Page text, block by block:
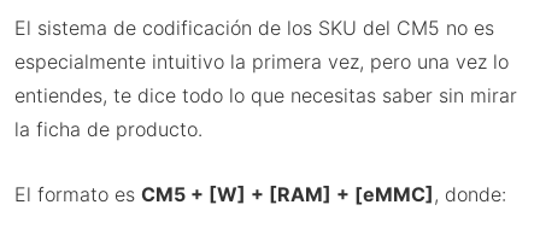
El sistema de codificación de los SKU del CM5 no es
especialmente intuitivo la primera vez, pero una vez lo
entiendes, te dice todo lo que necesitas saber sin mirar
la ficha de producto.
El formato es CM5 + [W] + [RAM] + [eMMC] , donde: